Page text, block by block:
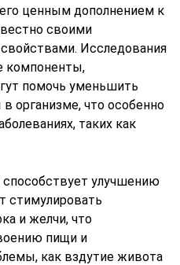
ценным дополнением к
своими
Исследования
компоненты,
помочь уменьшить
организме, что особенно
таких как
улучшению
стимулировать
и желчи, что
пищи и
как вздутие живота